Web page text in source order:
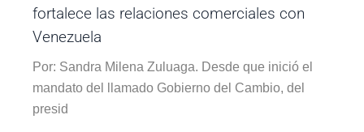
fortalece las relaciones comerciales con
Venezuela
Por: Sandra Milena Zuluaga. Desde que inició el
mandato del llamado Gobierno del Cambio, del
presid